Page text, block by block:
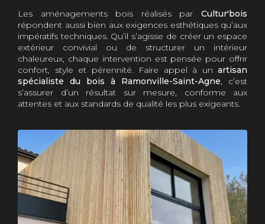
Les aménagements bois réalisés par Cultur'bois
répondent aussi bien aux exigences esthétiques qu’aux
impératifs techniques. Qu’il s’agisse de créer un espace
extérieur convivial ou de structurer un intérieur
chaleureux, chaque intervention est pensée pour offrir
confort, style et pérennité. Faire appel à un artisan
spécialiste du bois à Ramonville-Saint-Agne, c’est
s’assurer d’un résultat sur mesure, conforme aux
attentes et aux standards de qualité les plus exigeants.